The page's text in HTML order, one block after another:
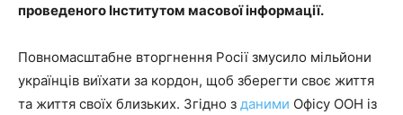
проведеного Інститутом масової інформації.
Повномасштабне вторгнення Росії змусило мільйони
українців виїхати за кордон, щоб зберегти своє життя
та життя своїх близьких. Згідно з даними Офісу ООН із